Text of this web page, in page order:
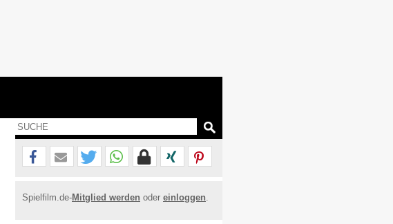
Spielfilm.de-Mitglied werden oder einloggen.